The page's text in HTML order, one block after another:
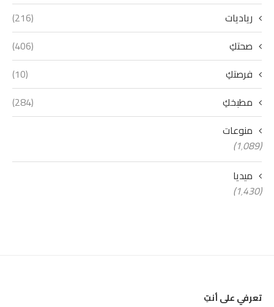
رياديات
(216)
صحتكِ
(406)
فرصتكِ
(10)
مطبخكِ
(284)
منوعات
(1٬089)
ميديا
(1٬430)
تعرفي على أنتِ